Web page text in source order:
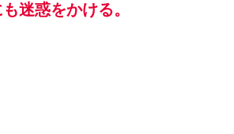
迷惑をかける。